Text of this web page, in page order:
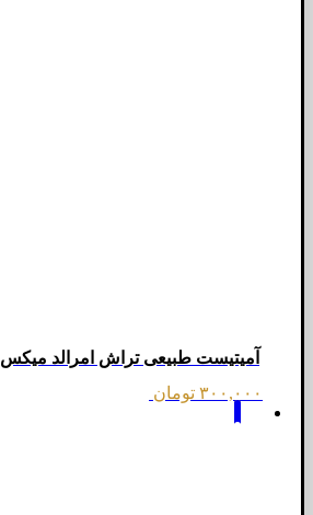
آمیتیست طبیعی تراش امرالد میکس
۳۰۰,۰۰۰ تومان